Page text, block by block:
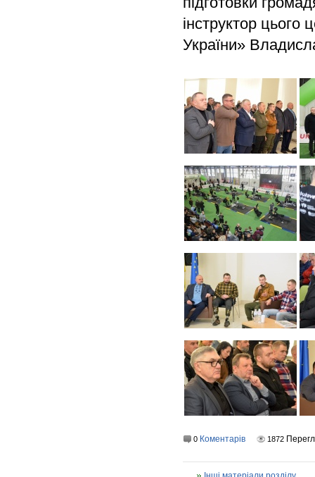
інструктор цього
України»
0 Коментарів 1872